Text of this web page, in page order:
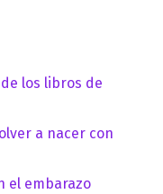
los libros de
a nacer con
el embarazo